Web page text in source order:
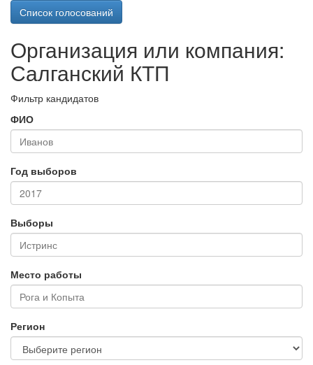
Список голосований
Организация или компания:
Салганский КТП
Фильтр кандидатов
ФИО
Год выборов
Выборы
Место работы
Регион